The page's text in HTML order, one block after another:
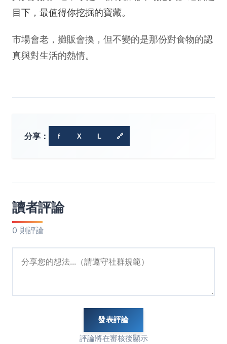
目下，最值得你挖掘的寶藏。
市場會老，攤販會換，但不變的是那份對食物的認
真與對生活的熱情。
分享： f X L 🔗
讀者評論
0 則評論
發表評論
評論將在審核後顯示